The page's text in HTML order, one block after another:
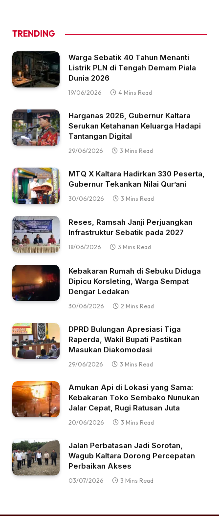
TRENDING
Warga Sebatik 40 Tahun Menanti
Listrik PLN di Tengah Demam Piala
Dunia 2026
19/06/2026 4 Mins Read
Harganas 2026, Gubernur Kaltara
Serukan Ketahanan Keluarga Hadapi
Tantangan Digital
29/06/2026 3 Mins Read
MTQ X Kaltara Hadirkan 330 Peserta,
Gubernur Tekankan Nilai Qur’ani
30/06/2026 3 Mins Read
Reses, Ramsah Janji Perjuangkan
Infrastruktur Sebatik pada 2027
18/06/2026 3 Mins Read
Kebakaran Rumah di Sebuku Diduga
Dipicu Korsleting, Warga Sempat
Dengar Ledakan
30/06/2026 2 Mins Read
DPRD Bulungan Apresiasi Tiga
Raperda, Wakil Bupati Pastikan
Masukan Diakomodasi
29/06/2026 3 Mins Read
Amukan Api di Lokasi yang Sama:
Kebakaran Toko Sembako Nunukan
Jalar Cepat, Rugi Ratusan Juta
20/06/2026 3 Mins Read
Jalan Perbatasan Jadi Sorotan,
Wagub Kaltara Dorong Percepatan
Perbaikan Akses
03/07/2026 3 Mins Read